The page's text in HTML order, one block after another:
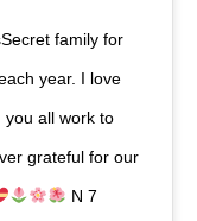
family for
year. I love
you all work to
grateful for our
N 7